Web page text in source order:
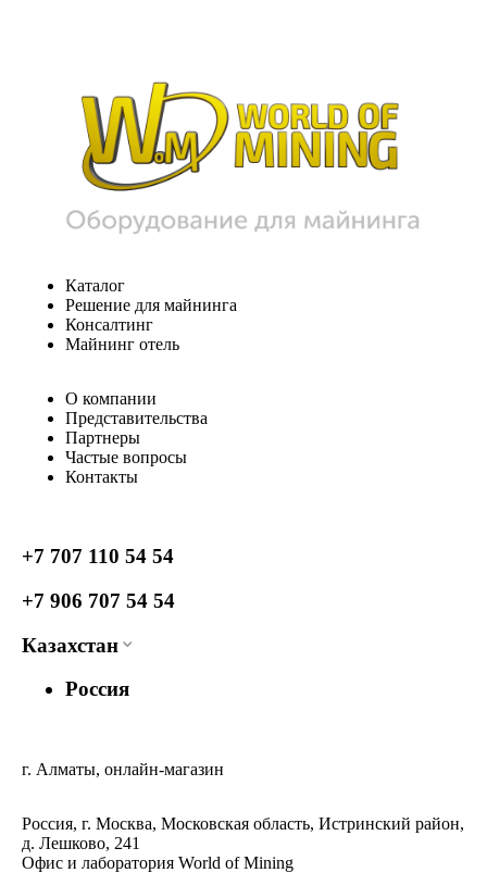
Каталог
Решение для майнинга
Консалтинг
Майнинг отель
О компании
Представительства
Партнеры
Частые вопросы
Контакты
+7 707 110 54 54
+7 906 707 54 54
Казахстан
Россия
г. Алматы, онлайн-магазин
Россия, г. Москва, Московская область, Истринский район,
д. Лешково, 241
Офис и лаборатория World of Mining